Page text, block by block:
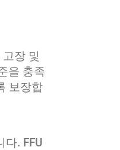
장 및
을 충족
보장합
다. FFU